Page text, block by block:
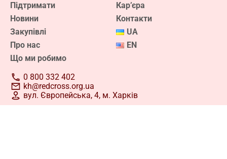
Підтримати
Новини
Закупівлі
Про нас
Що ми робимо
Кар’єра
Контакти
UA
EN
0 800 332 402
kh@redcross.org.ua
вул. Європейська, 4, м. Харків